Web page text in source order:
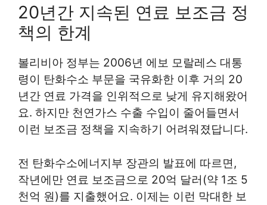
20년간 지속된 연료 보조금 정
책의 한계
볼리비아 정부는 2006년 에보 모랄레스 대통
령이 탄화수소 부문을 국유화한 이후 거의 20
년간 연료 가격을 인위적으로 낮게 유지해왔어
요. 하지만 천연가스 수출 수입이 줄어들면서
이런 보조금 정책을 지속하기 어려워졌답니다.
전 탄화수소에너지부 장관의 발표에 따르면,
작년에만 연료 보조금으로 20억 달러(약 1조 5
천억 원)를 지출했어요. 이제는 이런 막대한 보